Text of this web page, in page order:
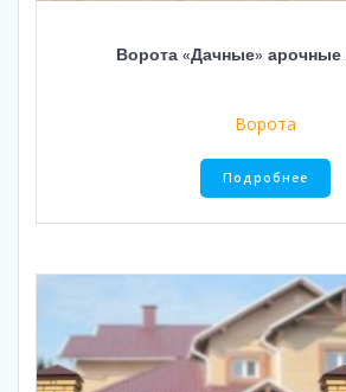
Ворота «Дачные»
Ворота
Подробнее